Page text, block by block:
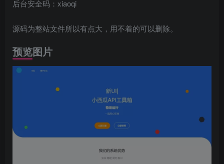
后台安全码：xiaoqi
源码为整站文件所以有点大，用不着的可以删除。
预览图片